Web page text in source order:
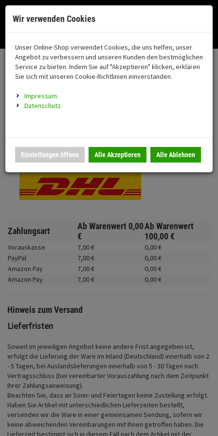
Fahrzeugteile
Alle Kategorien
FAHRZEUGTEILE
Montageständer
Beleuchtung
Fahrwerk
Zubehör
Merchandise
Neuheiten
coming soon
Anmelden | Registrieren Merkzettel
Ihr Warenkorb ist momentan leer.
Ergebnisse () Fertig
Nutzung unserer Dienste erklären Sie sich damit einverstanden!
Okay Datenschutz
Menü
Motorrad auswählen
Versand & Lieferung
Bitte wählen Sie Ihr Lieferland.
DHL National
Zahlungsart Ab Warenwert 0,00
€
Ab Warenwert
100,00 €
Vorauskasse 7,00€ 0,00€
PayPal
7,00€ 0,00€
Amazon Pay
7,00€ 0,00€
Amazon Pay
7,00€ 0,00€
Hinweis zum Versand
Lieferfristen
Soweit im jeweiligen Angebot keine andere Frist angegeben ist,
erfolgt die Lieferung der Ware im Inland (Deutschland) innerhalb von 2
- 5 Tagen, bei Auslandslieferungen innerhalb von 5 - 30 Tagen nach
Vertragsschluss (bei vereinbarter Vorauszahlung nach dem Zeitpunkt
Ihrer Zahlungsanweisung).
Beachten Sie, dass an Sonn- und Feiertagen keine Zustellung erfolgt.
Haben Sie Artikel mit unterschiedlichen Lieferzeiten bestellt,
versenden wir die Ware in einer gemeinsamen Sendung, sofern wir
keine abweichenden Vereinbarungen mit Ihnen getroffen haben. Die
Lieferzeit bestimmt sich in diesem Fall nach dem Artikel mit der
Wir verwenden Cookies
Unser Online-Shop verwendet Cookies, die uns helfen, unser
Angebot zu verbessern und unseren Kunden den bestmöglichen
Service zu bieten. Indem Sie auf "Akzeptieren" klicken, erklären
Sie sich mit unseren Cookie-Richtlinien einverstanden.
Impressum
Datenschutz
Einstellungen öffnen Alle Akzeptieren Alle Ablehnen